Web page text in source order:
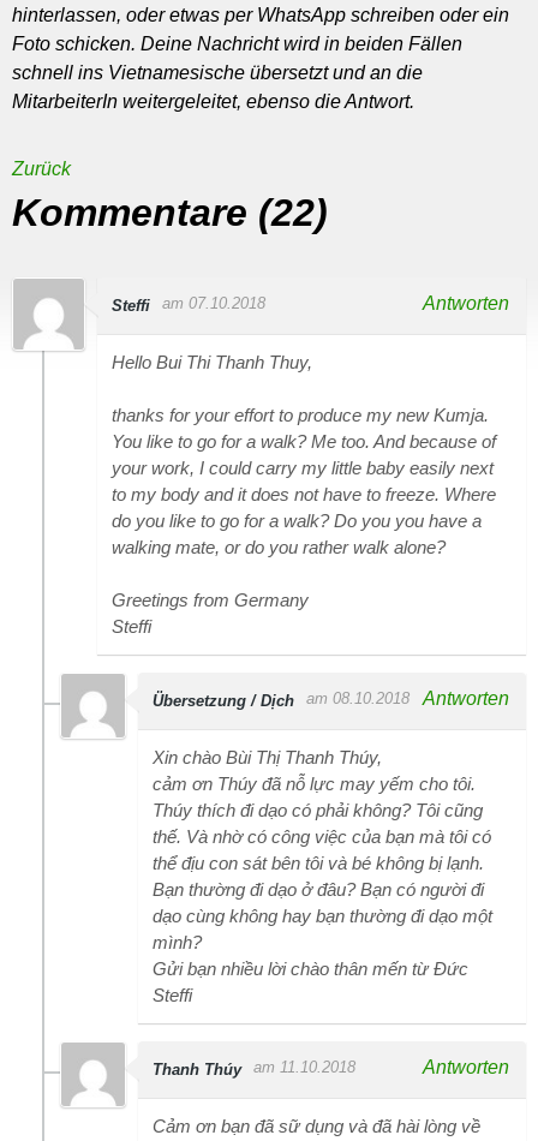
hinterlassen, oder etwas per WhatsApp schreiben oder ein
Foto schicken. Deine Nachricht wird in beiden Fällen
schnell ins Vietnamesische übersetzt und an die
MitarbeiterIn weitergeleitet, ebenso die Antwort.
Zurück
Kommentare (22)
Steffi am 07.10.2018 Antworten
Hello Bui Thi Thanh Thuy,
thanks for your effort to produce my new Kumja.
You like to go for a walk? Me too. And because of
your work, I could carry my little baby easily next
to my body and it does not have to freeze. Where
do you like to go for a walk? Do you you have a
walking mate, or do you rather walk alone?
Greetings from Germany
Steffi
Übersetzung / Dịch am 08.10.2018 Antworten
Xin chào Bùi Thị Thanh Thúy,
cảm ơn Thúy đã nỗ lực may yếm cho tôi.
Thúy thích đi dạo có phải không? Tôi cũng
thế. Và nhờ có công việc của bạn mà tôi có
thể địu con sát bên tôi và bé không bị lạnh.
Bạn thường đi dạo ở đâu? Bạn có người đi
dạo cùng không hay bạn thường đi dạo một
mình?
Gửi bạn nhiều lời chào thân mến từ Đức
Steffi
Thanh Thúy am 11.10.2018 Antworten
Cảm ơn bạn đã sữ dụng và đã hài lòng về